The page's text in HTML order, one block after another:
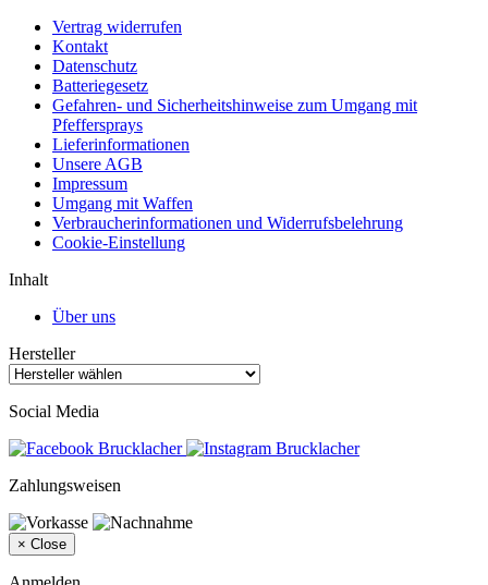
Vertrag widerrufen
Kontakt
Datenschutz
Batteriegesetz
Gefahren- und Sicherheitshinweise zum Umgang mit
Pfeffersprays
Lieferinformationen
Unsere AGB
Impressum
Umgang mit Waffen
Verbraucherinformationen und Widerrufsbelehrung
Cookie-Einstellung
Inhalt
Über uns
Hersteller
Social Media
Zahlungsweisen
× Close